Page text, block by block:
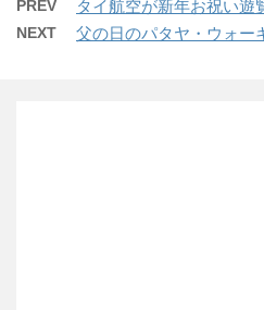
PREV タイ航空が新年お祝い遊
NEXT 父の日のパタヤ・ウォー